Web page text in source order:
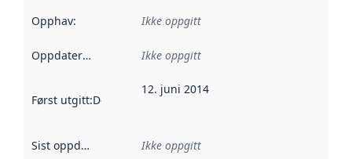
Opphav: Ikke oppgitt
Oppdateringsfrekvens :
Ikke oppgitt
Først utgitt:Denne datoen sier når dataene i dette
12. juni 2014
Sist oppdatert Ikke oppgitt